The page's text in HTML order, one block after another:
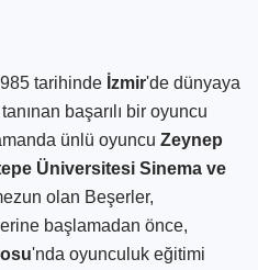
tarihinde İzmir'de dünyaya
başarılı bir oyuncu
ünlü oyuncu Zeynep
Üniversitesi Sinema ve
olan Beşerler,
başlamadan önce,
'nda oyunculuk eğitimi